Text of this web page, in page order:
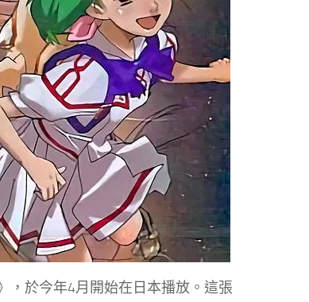
，於今年4月開始在日本播放。這張